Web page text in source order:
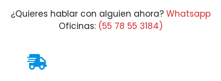
¿Quieres hablar con alguien ahora? Whatsapp
Oficinas: (55 78 55 3184)